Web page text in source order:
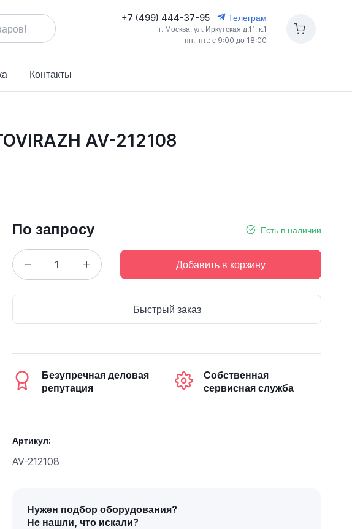
+7 (499) 444-37-95 Телеграм
г. Москва, ул. Иркутская д.11, к.1
пн.–пт.: с 9:00 до 18:00
Контакты
AV-212108
По запросу Есть в наличии
Добавить в корзину
Быстрый заказ
Безупречная деловая
репутация
Собственная
сервисная служба
Артикул:
AV-212108
Нужен подбор оборудования?
Не нашли, что искали?